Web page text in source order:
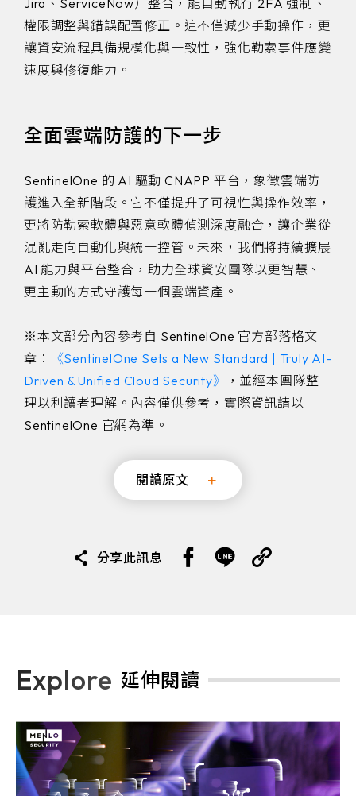
Jira、ServiceNow）整合，能自動執行 2FA 強制、
權限調整與錯誤配置修正。這不僅減少手動操作，更
讓資安流程具備規模化與一致性，強化勒索事件應變
速度與修復能力。
全面雲端防護的下一步
SentinelOne 的 AI 驅動 CNAPP 平台，象徵雲端防
護進入全新階段。它不僅提升了可視性與操作效率，
更將防勒索軟體與惡意軟體偵測深度融合，讓企業從
混亂走向自動化與統一控管。未來，我們將持續擴展
AI 能力與平台整合，助力全球資安團隊以更智慧、
更主動的方式守護每一個雲端資產。
※本文部分內容參考自 SentinelOne 官方部落格文
章：
《SentinelOne Sets a New Standard | Truly AI-
Driven & Unified Cloud Security》
，並經本團隊整
理以利讀者理解。內容僅供參考，實際資訊請以
SentinelOne 官網為準。
閱讀原文
分享此訊息
Explore 延伸閱讀